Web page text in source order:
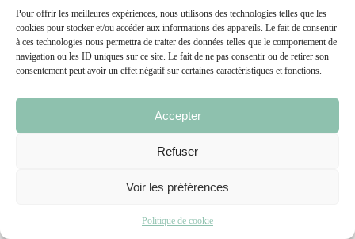
Pour offrir les meilleures expériences, nous utilisons des technologies telles que les
cookies pour stocker et/ou accéder aux informations des appareils. Le fait de consentir
à ces technologies nous permettra de traiter des données telles que le comportement de
navigation ou les ID uniques sur ce site. Le fait de ne pas consentir ou de retirer son
consentement peut avoir un effet négatif sur certaines caractéristiques et fonctions.
Accepter
Refuser
Voir les préférences
Politique de cookie
Recrutement
Support
Contact
Mentions légales Politique de cookie CGU